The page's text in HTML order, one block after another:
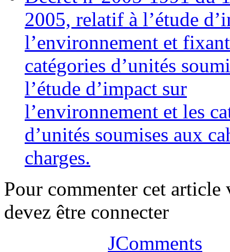
2005, relatif à l’étude
l’environnement et
catégories d’unités
l’étude d’impact sur
l’environnement et les
d’unités soumises aux
charges.
Pour commenter cet article
devez être connecter
JComments